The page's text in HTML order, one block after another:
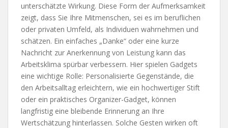
unterschätzte Wirkung. Diese Form der Aufmerksamkeit
zeigt, dass Sie Ihre Mitmenschen, sei es im beruflichen
oder privaten Umfeld, als Individuen wahrnehmen und
schätzen. Ein einfaches „Danke“ oder eine kurze
Nachricht zur Anerkennung von Leistung kann das
Arbeitsklima spürbar verbessern. Hier spielen Gadgets
eine wichtige Rolle: Personalisierte Gegenstände, die
den Arbeitsalltag erleichtern, wie ein hochwertiger Stift
oder ein praktisches Organizer-Gadget, können
langfristig eine bleibende Erinnerung an Ihre
Wertschätzung hinterlassen. Solche Gesten wirken oft